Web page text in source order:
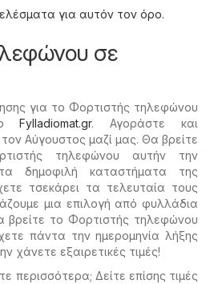
για αυτόν τον όρο.
σε
για το Φορτιστής τηλεφώνου
Fylladiomat.gr. Αγοράστε και
Αύγουστος μαζί μας. Θα βρείτε
τηλεφώνου αυτήν την
δημοφιλή καταστήματα της
τσεκάρει τα τελευταία τους
μια επιλογή από φυλλάδια
βρείτε το Φορτιστής τηλεφώνου
πάντα την ημερομηνία λήξης
χάνετε εξαιρετικές τιμές!
περισσότερα; Δείτε επίσης τιμές